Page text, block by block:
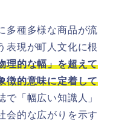
多種多様な商品が流
表現が町人文化に根
理的な幅」を超えて
徴的意味に定着して
で「幅広い知識人」
会的な広がりを示す